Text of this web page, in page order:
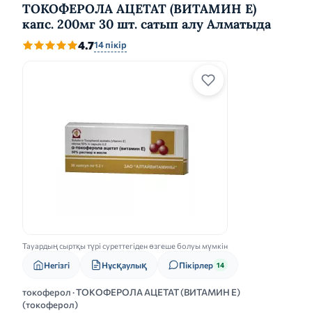
ТОКОФЕРОЛА АЦЕТАТ (ВИТАМИН Е)
капс. 200мг 30 шт. сатып алу Алматыда
4.714 пікір
Тауардың сыртқы түрі суреттегіден өзгеше болуы мүмкін
Негізгі Нұсқаулық Пікірлер 14
токоферол · ТОКОФЕРОЛА АЦЕТАТ (ВИТАМИН Е)
(токоферол)